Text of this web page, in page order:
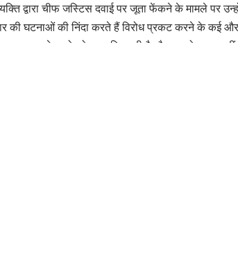
द्वारा चीफ जस्टिस दवाई पर जूता फेंकने के मामले पर
की घटनाओं की निंदा करते हैं विरोध प्रकट करने के कई
ख़राब करने वालो को सज़ा मिल रही है और उनको बक्शा नहीं